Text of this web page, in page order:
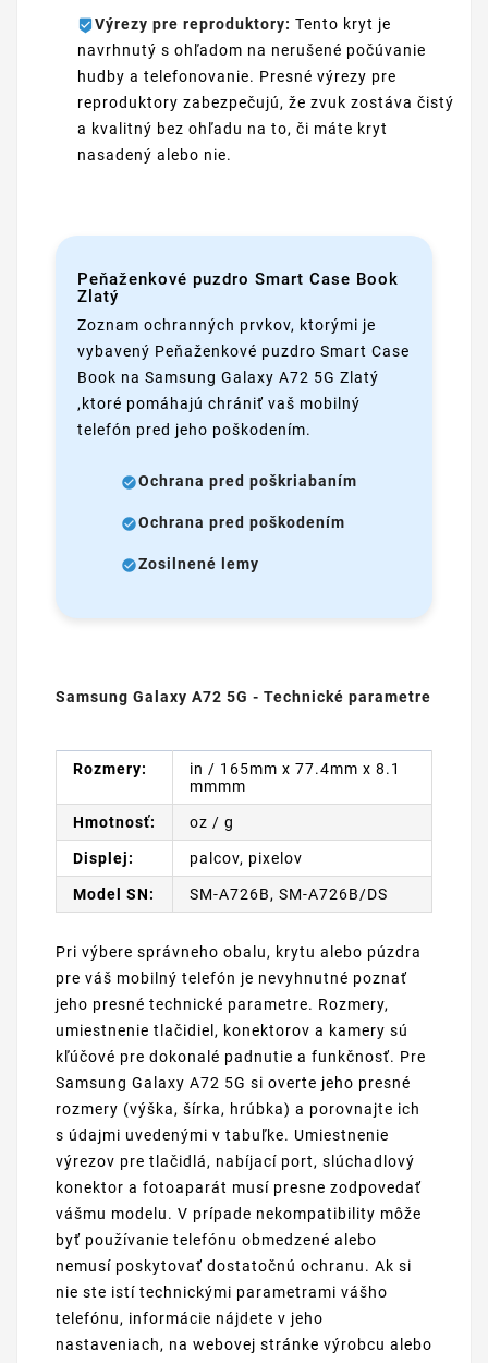
Výrezy pre reproduktory: Tento kryt je
navrhnutý s ohľadom na nerušené počúvanie
hudby a telefonovanie. Presné výrezy pre
reproduktory zabezpečujú, že zvuk zostáva čistý
a kvalitný bez ohľadu na to, či máte kryt
nasadený alebo nie.
Peňaženkové puzdro Smart Case Book
Zlatý
Zoznam ochranných prvkov, ktorými je
vybavený Peňaženkové puzdro Smart Case
Book na Samsung Galaxy A72 5G Zlatý
,ktoré pomáhajú chrániť vaš mobilný
telefón pred jeho poškodením.
Ochrana pred poškriabaním
Ochrana pred poškodením
Zosilnené lemy
Samsung Galaxy A72 5G - Technické parametre
Rozmery:
in / 165mm x 77.4mm x 8.1
mmmm
Hmotnosť: oz / g
Displej: palcov, pixelov
Model SN: SM-A726B, SM-A726B/DS
Pri výbere správneho obalu, krytu alebo púzdra
pre váš mobilný telefón je nevyhnutné poznať
jeho presné technické parametre. Rozmery,
umiestnenie tlačidiel, konektorov a kamery sú
kľúčové pre dokonalé padnutie a funkčnosť. Pre
Samsung Galaxy A72 5G si overte jeho presné
rozmery (výška, šírka, hrúbka) a porovnajte ich
s údajmi uvedenými v tabuľke. Umiestnenie
výrezov pre tlačidlá, nabíjací port, slúchadlový
konektor a fotoaparát musí presne zodpovedať
vášmu modelu. V prípade nekompatibility môže
byť používanie telefónu obmedzené alebo
nemusí poskytovať dostatočnú ochranu. Ak si
nie ste istí technickými parametrami vášho
telefónu, informácie nájdete v jeho
nastaveniach, na webovej stránke výrobcu alebo